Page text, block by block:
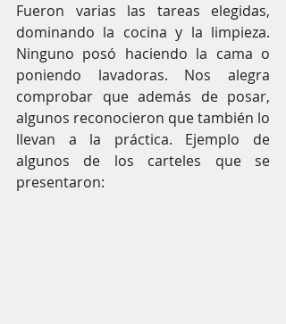
Fueron varias las tareas elegidas,
dominando la cocina y la limpieza.
Ninguno posó haciendo la cama o
poniendo lavadoras. Nos alegra
comprobar que además de posar,
algunos reconocieron que también lo
llevan a la práctica. Ejemplo de
algunos de los carteles que se
presentaron: